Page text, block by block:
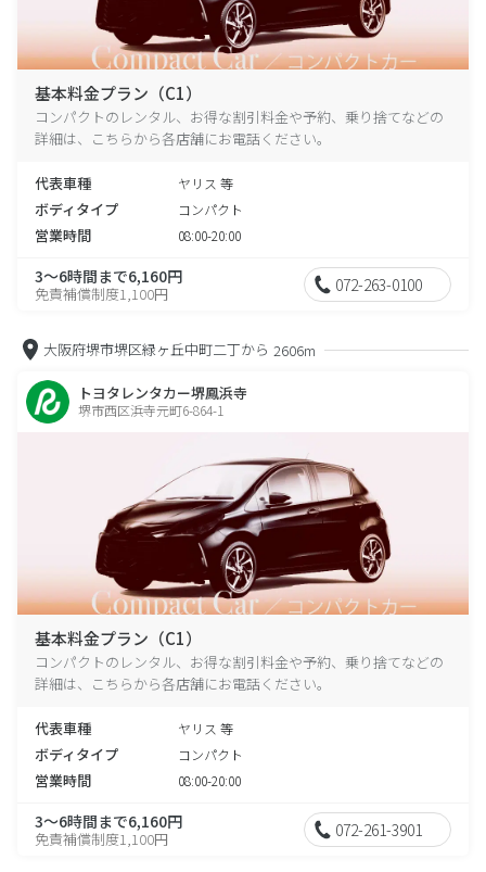
基本料金プラン（C1）
コンパクトのレンタル、お得な割引料金や予約、乗り捨てなどの
詳細は、こちらから各店舗にお電話ください。
代表車種 ヤリス 等
ボディタイプ コンパクト
営業時間 08:00-20:00
3～6時間まで6,160円
免責補償制度1,100円 072-263-0100
大阪府堺市堺区緑ヶ丘中町二丁から 2606m
トヨタレンタカー堺鳳浜寺
堺市西区浜寺元町6-864-1
基本料金プラン（C1）
コンパクトのレンタル、お得な割引料金や予約、乗り捨てなどの
詳細は、こちらから各店舗にお電話ください。
代表車種 ヤリス 等
ボディタイプ コンパクト
営業時間 08:00-20:00
3～6時間まで6,160円
免責補償制度1,100円 072-261-3901